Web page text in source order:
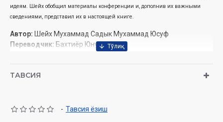
идеям. Шейх обобщил материалы конференции и, дополнив их важными
сведениями, представил их в настоящей книге.
Автор: Шейх Мухаммад ­Садык Мухаммад Юсуф
Переводчик: Бахтиёр Юнусов
Дата:2021 год
Обложка:твёрдая
ТАВСИЯ
- Тавсия ёзиш